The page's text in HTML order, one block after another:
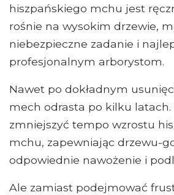
hiszpańskiego mchu jest
rośnie na wysokim drzewie,
niebezpieczne zadanie i
profesjonalnym arborystom.
Nawet po dokładnym
mech odrasta po kilku latach.
zmniejszyć tempo wzrostu
mchu, zapewniając drzewu-
odpowiednie nawożenie i
Ale zamiast podejmować